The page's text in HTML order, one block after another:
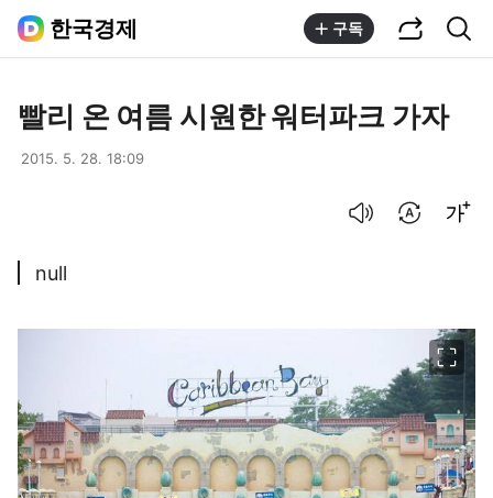
한국경제 구독
빨리 온 여름 시원한 워터파크 가자
2015. 5. 28. 18:09
null